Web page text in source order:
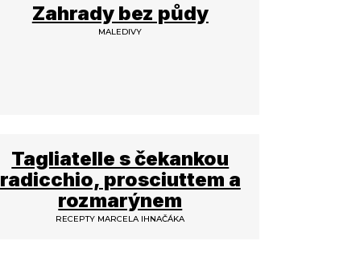
Zahrady bez půdy
MALEDIVY
Tagliatelle s čekankou
radicchio, prosciuttem a
rozmarýnem
RECEPTY MARCELA IHNAČÁKA